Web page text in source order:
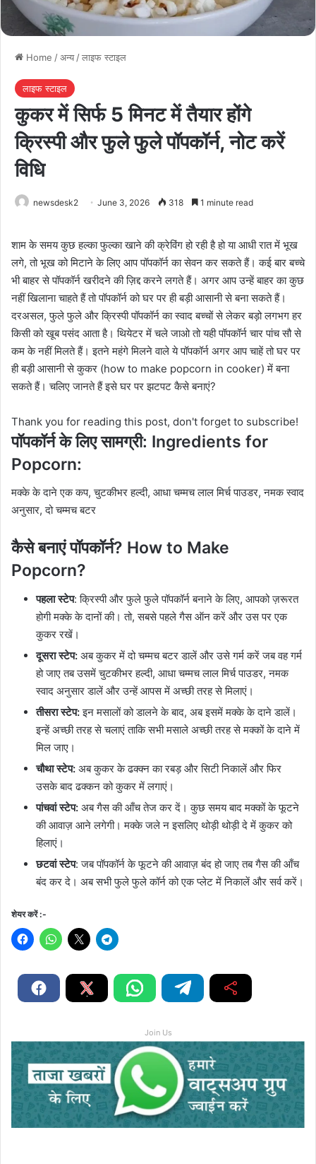
Home /अन्य /लाइफ स्टाइल
लाइफ स्टाइल
कुकर में सिर्फ 5 मिनट में तैयार होंगे
क्रिस्पी और फुले फुले पॉपकॉर्न, नोट करें
विधि
newsdesk2 June 3, 2026 318 1 minute read
शाम के समय कुछ हल्का फुल्का खाने की क्रेविंग हो रही है हो या आधी रात में भूख
लगे, तो भूख को मिटाने के लिए आप पॉपकॉर्न का सेवन कर सकते हैं। कई बार बच्चे
भी बाहर से पॉपकॉर्न खरीदने की ज़िद्द करने लगते हैं। अगर आप उन्हें बाहर का कुछ
नहीं खिलाना चाहते हैं तो पॉपकॉर्न को घर पर ही बड़ी आसानी से बना सकते हैं।
दरअसल, फुले फुले और क्रिस्पी पॉपकॉर्न का स्वाद बच्चों से लेकर बड़ो लगभग हर
किसी को खूब पसंद आता है। थियेटर में चले जाओ तो यही पॉपकॉर्न चार पांच सौ से
कम के नहीं मिलते हैं। इतने महंगे मिलने वाले ये पॉपकॉर्न अगर आप चाहें तो घर पर
ही बड़ी आसानी से कुकर (how to make popcorn in cooker) में बना
सकते हैं। चलिए जानते हैं इसे घर पर झटपट कैसे बनाएं?
Thank you for reading this post, don't forget to subscribe!
पॉपकॉर्न के लिए सामग्री: Ingredients for
Popcorn:
मक्के के दाने एक कप, चुटकीभर हल्दी, आधा चम्मच लाल मिर्च पाउडर, नमक स्वाद
अनुसार, दो चम्मच बटर
कैसे बनाएं पॉपकॉर्न? How to Make
Popcorn?
पहला स्टेप: क्रिस्पी और फुले फुले पॉपकॉर्न बनाने के लिए, आपको ज़रूरत
होगी मक्के के दानों की। तो, सबसे पहले गैस ऑन करें और उस पर एक
कुकर रखें।
दूसरा स्टेप: अब कुकर में दो चम्मच बटर डालें और उसे गर्म करें जब वह गर्म
हो जाए तब उसमें चुटकीभर हल्दी, आधा चम्मच लाल मिर्च पाउडर, नमक
स्वाद अनुसार डालें और उन्हें आपस में अच्छी तरह से मिलाएं।
तीसरा स्टेप:इन मसालों को डालने के बाद, अब इसमें मक्के के दाने डालें।
इन्हें अच्छी तरह से चलाएं ताकि सभी मसाले अच्छी तरह से मक्कों के दाने में
मिल जाए।
चौथा स्टेप: अब कुकर के ढक्क्न का रबड़ और सिटी निकालें और फिर
उसके बाद ढक्कन को कुकर में लगाएं।
पांचवां स्टेप: अब गैस की आँच तेज कर दें। कुछ समय बाद मक्कों के फूटने
की आवाज़ आने लगेगी। मक्के जले न इसलिए थोड़ी थोड़ी दे में कुकर को
हिलाएं।
छटवां स्टेप: जब पॉपकॉर्न के फूटने की आवाज़ बंद हो जाए तब गैस की आँच
बंद कर दे। अब सभी फुले फुले कॉर्न को एक प्लेट में निकालें और सर्व करें।
शेयर करें :-
Join Us